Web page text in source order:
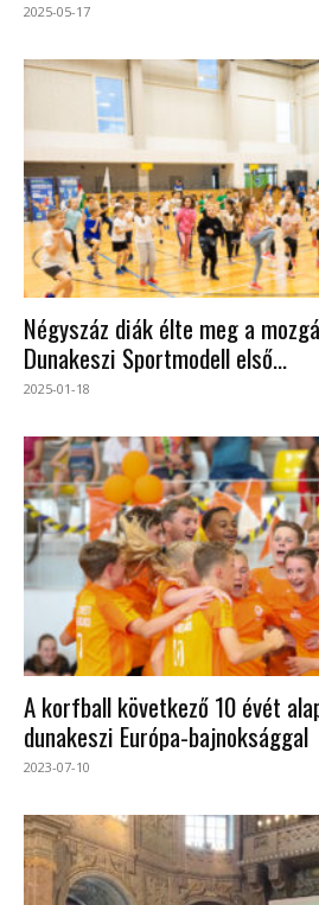
2025-05-17
Négyszáz diák élte meg a
Dunakeszi Sportmodell első...
2025-01-18
A korfball következő 10 évét
dunakeszi Európa-bajnoksággal
2023-07-10